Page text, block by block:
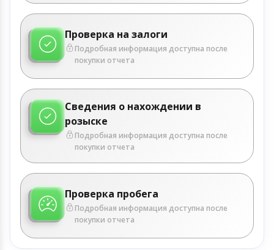
Проверка на залоги
Подробная информация доступна после
покупки отчета
Сведения о нахождении в
розыске
Подробная информация доступна после
покупки отчета
Проверка пробега
Подробная информация доступна после
покупки отчета